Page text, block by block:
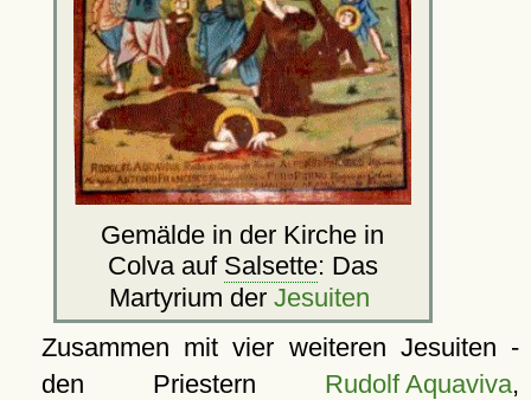
Gemälde in der Kirche in
Colva auf Salsette: Das
Martyrium der Jesuiten
Zusammen mit vier weiteren Jesuiten -
den Priestern Rudolf Aquaviva,